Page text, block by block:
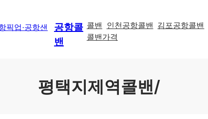
공항콜
밴
콜밴 인천공항콜밴 김포공항콜밴
콜밴가격
평택지제역콜밴/